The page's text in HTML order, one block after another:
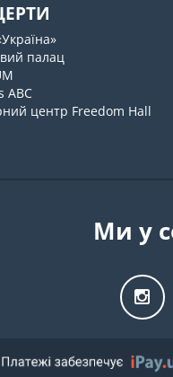
палац
ABC
центр Freedom Hall
Ми у